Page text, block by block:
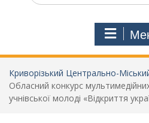
Криворізький Центрально-
Обласний конкурс
учнівської молоді «Відкриття